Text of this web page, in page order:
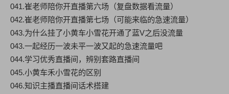
041.崔老师陪你开直播第六场（复盘数据看流量）
042.崔老师陪你开直播第七场（可能来临的急速流量）
043.为什么挂了小黄车小雪花开通了蓝V之后没流量
043.一起经历一波未平一波又起的急速流量吧
044.学习优秀直播间，辨别套路直播间
045.小黄车禾小雪花的区别
046.知识主播直播间话术搭建